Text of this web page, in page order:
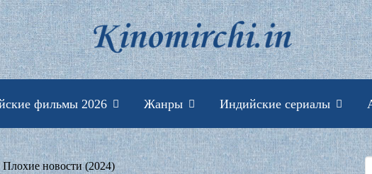
Индийские фильмы
фильмы 2026 Жанры Индийские сериалы
Плохие новости (2024)